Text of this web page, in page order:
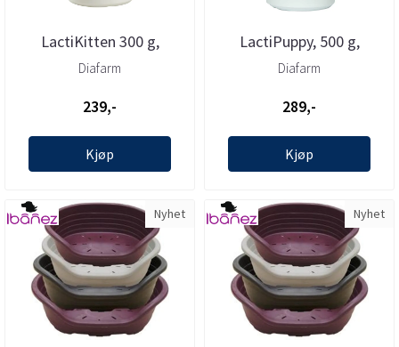
LactiKitten 300 g,
Diafarm
Diafarm
239,-
Kjøp
LactiPuppy, 500 g,
Diafarm
Diafarm
289,-
Kjøp
Nyhet Nyhet